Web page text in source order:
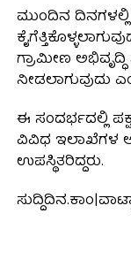
ಮುಂದಿನ ದಿನಗಳಲ್ಲಿ
ಗ್ರಾಮೀಣ
ನೀಡಲಾಗುವುದು
ಈ ಸಂದರ್ಭದಲ್ಲಿ
ವಿವಿಧ ಇಲಾಖೆಗಳ
ಉಪಸ್ಥಿತರಿದ್ದರು.